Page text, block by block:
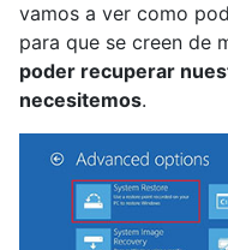
vamos a ver como
para que se creen de
poder recuperar
necesitemos.